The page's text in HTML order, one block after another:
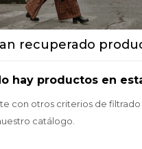
recuperado
hay productos en
con otros criterios de filtrado
catálogo.